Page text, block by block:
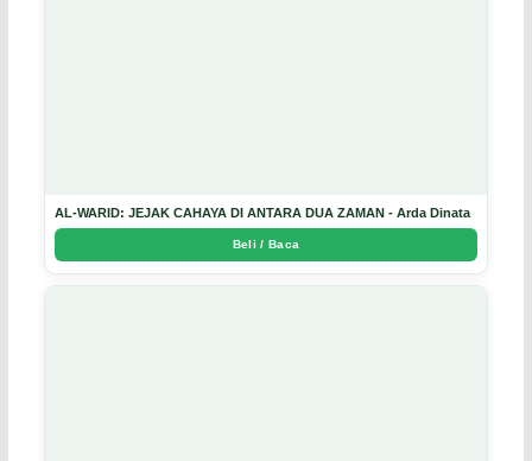
AL-WARID: JEJAK CAHAYA DI ANTARA DUA ZAMAN - Arda Dinata
Beli / Baca